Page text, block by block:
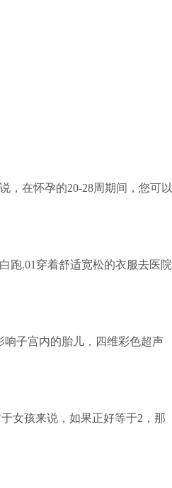
，在怀孕的20-28周期间，您可以
跑.01穿着舒适宽松的衣服去医院
子宫内的胎儿，四维彩色超声
女孩来说，如果正好等于2，那